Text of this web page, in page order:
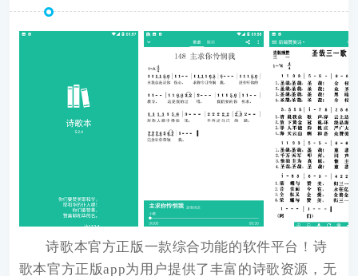
诗歌本官方正版一款综合功能的软件平台！诗
歌本官方正版app为用户提供了丰富的诗歌资源，无